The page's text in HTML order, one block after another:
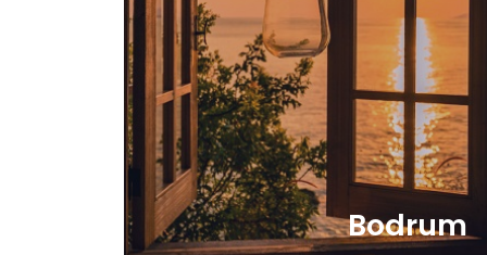
Bodrum
Eğer bu lokasyonlar istediklerinizi
eğer bizlere özel isteklerinizi
Gitmek istediğiniz rotayı
için deneyimli ekibimiz ile oluşturalım.
İletişime Geç